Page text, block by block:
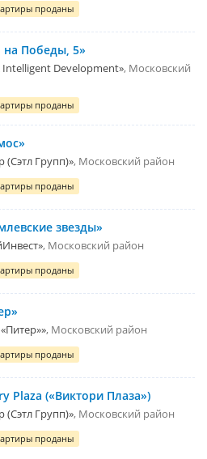
проданы
Победы, 5»
Intelligent Development» Московский
проданы
(Сэтл Групп)» Московский район
проданы
звезды»
Московский район
проданы
Московский район
проданы
Plaza («Виктори Плаза»)
(Сэтл Групп)» Московский район
проданы